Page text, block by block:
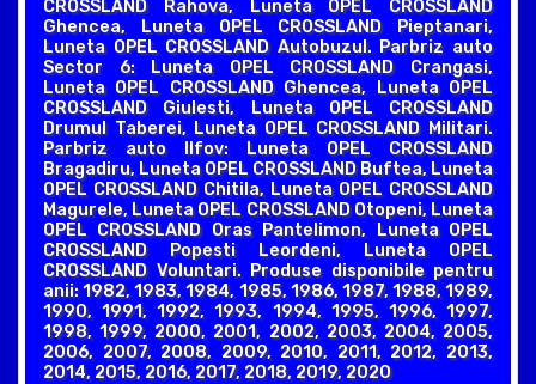
CROSSLAND Rahova, Luneta OPEL CROSSLAND
Ghencea, Luneta OPEL CROSSLAND Pieptanari,
Luneta OPEL CROSSLAND Autobuzul. Parbriz auto
Sector 6: Luneta OPEL CROSSLAND Crangasi,
Luneta OPEL CROSSLAND Ghencea, Luneta OPEL
CROSSLAND Giulesti, Luneta OPEL CROSSLAND
Drumul Taberei, Luneta OPEL CROSSLAND Militari.
Parbriz auto Ilfov: Luneta OPEL CROSSLAND
Bragadiru, Luneta OPEL CROSSLAND Buftea, Luneta
OPEL CROSSLAND Chitila, Luneta OPEL CROSSLAND
Magurele, Luneta OPEL CROSSLAND Otopeni, Luneta
OPEL CROSSLAND Oras Pantelimon, Luneta OPEL
CROSSLAND Popesti Leordeni, Luneta OPEL
CROSSLAND Voluntari. Produse disponibile pentru
anii: 1982, 1983, 1984, 1985, 1986, 1987, 1988, 1989,
1990, 1991, 1992, 1993, 1994, 1995, 1996, 1997,
1998, 1999, 2000, 2001, 2002, 2003, 2004, 2005,
2006, 2007, 2008, 2009, 2010, 2011, 2012, 2013,
2014, 2015, 2016, 2017, 2018, 2019, 2020